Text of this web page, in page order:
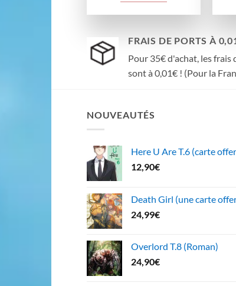
FRAIS DE PORTS À
Pour 35€ d'achat, les frais
sont à 0,01€ ! (Pour la
NOUVEAUTÉS
Here U Are T.6 (carte
12,90€
Death Girl (une carte
24,99€
Overlord T.8 (Roman)
24,90€